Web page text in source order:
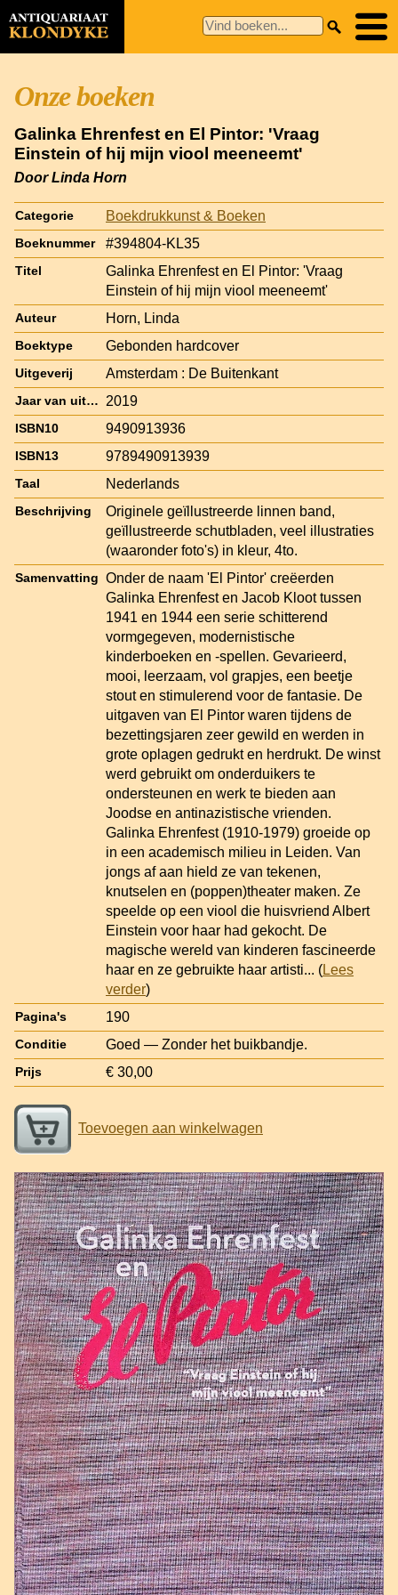
Onze boeken
Galinka Ehrenfest en El Pintor: 'Vraag
Einstein of hij mijn viool meeneemt'
Door Linda Horn
Categorie Boekdrukkunst & Boeken
Boeknummer #394804-KL35
Titel
Galinka Ehrenfest en El Pintor: 'Vraag
Einstein of hij mijn viool meeneemt'
Auteur Horn, Linda
Boektype Gebonden hardcover
Uitgeverij Amsterdam : De Buitenkant
Jaar van uitgave 2019
ISBN10 9490913936
ISBN13 9789490913939
Taal Nederlands
Beschrijving
Originele geïllustreerde linnen band,
geïllustreerde schutbladen, veel illustraties
(waaronder foto's) in kleur, 4to.
Samenvatting Onder de naam 'El Pintor' creëerden
Galinka Ehrenfest en Jacob Kloot tussen
1941 en 1944 een serie schitterend
vormgegeven, modernistische
kinderboeken en -spellen. Gevarieerd,
mooi, leerzaam, vol grapjes, een beetje
stout en stimulerend voor de fantasie. De
uitgaven van El Pintor waren tijdens de
bezettingsjaren zeer gewild en werden in
grote oplagen gedrukt en herdrukt. De winst
werd gebruikt om onderduikers te
ondersteunen en werk te bieden aan
Joodse en antinazistische vrienden.
Galinka Ehrenfest (1910-1979) groeide op
in een academisch milieu in Leiden. Van
jongs af aan hield ze van tekenen,
knutselen en (poppen)theater maken. Ze
speelde op een viool die huisvriend Albert
Einstein voor haar had gekocht. De
magische wereld van kinderen fascineerde
haar en ze gebruikte haar artisti... (Lees
verder)
Pagina's 190
Conditie Goed — Zonder het buikbandje.
Prijs € 30,00
Toevoegen aan winkelwagen